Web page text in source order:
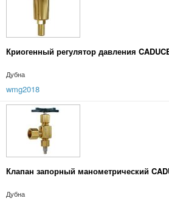
Криогенный регулятор давления
Дубна
wmg2018
Клапан запорный манометрический
Дубна